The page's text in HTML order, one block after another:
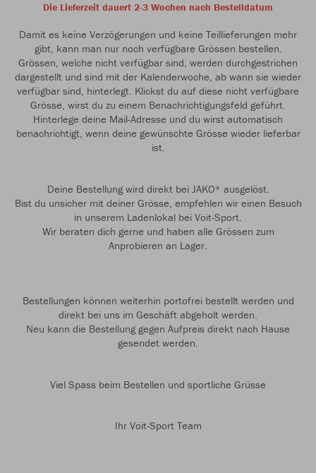
Die Lieferzeit dauert 2-3 Wochen nach Bestelldatum
Damit es keine Verzögerungen und keine Teillieferungen mehr
gibt, kann man nur noch verfügbare Grössen bestellen.
Grössen, welche nicht verfügbar sind, werden durchgestrichen
dargestellt und sind mit der Kalenderwoche, ab wann sie wieder
verfügbar sind, hinterlegt. Klickst du auf diese nicht verfügbare
Grösse, wirst du zu einem Benachrichtigungsfeld geführt.
Hinterlege deine Mail-Adresse und du wirst automatisch
benachrichtigt, wenn deine gewünschte Grösse wieder lieferbar
ist.
Deine Bestellung wird direkt bei JAKO* ausgelöst.
Bist du unsicher mit deiner Grösse, empfehlen wir einen Besuch
in unserem Ladenlokal bei Voit-Sport.
Wir beraten dich gerne und haben alle Grössen zum
Anprobieren an Lager.
Bestellungen können weiterhin portofrei bestellt werden und
direkt bei uns im Geschäft abgeholt werden.
Neu kann die Bestellung gegen Aufpreis direkt nach Hause
gesendet werden.
Viel Spass beim Bestellen und sportliche Grüsse
Ihr Voit-Sport Team